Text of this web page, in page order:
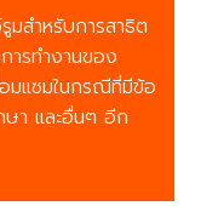
สำหรับการสาธิต
ารทำงานของ
มแซมในกรณีที่มีข้อ
า และอื่นๆ อีก